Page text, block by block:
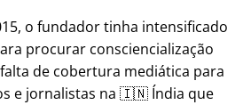
o fundador tinha intensificado
procurar consciencialização
de cobertura mediática para
e jornalistas na 🇮🇳 Índia que